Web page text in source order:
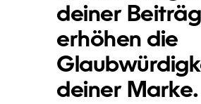
deiner
erhöhen die
deiner Marke.